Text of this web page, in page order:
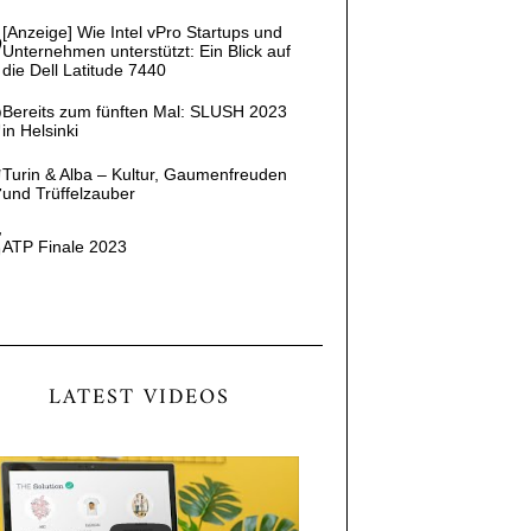
[Anzeige] Wie Intel vPro Startups und
Unternehmen unterstützt: Ein Blick auf
die Dell Latitude 7440
Bereits zum fünften Mal: SLUSH 2023
in Helsinki
Turin & Alba – Kultur, Gaumenfreuden
und Trüffelzauber
ATP Finale 2023
LATEST VIDEOS